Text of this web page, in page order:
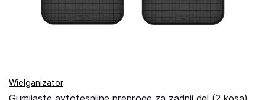
Wielganizator